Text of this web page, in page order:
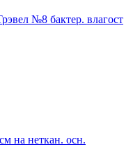
№8 бактер. влагост